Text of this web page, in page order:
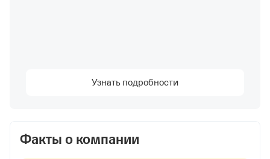
Узнать подробности
Факты о компании